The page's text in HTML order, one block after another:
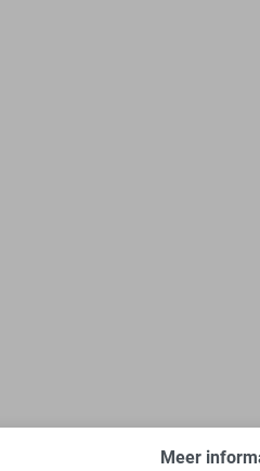
Meer